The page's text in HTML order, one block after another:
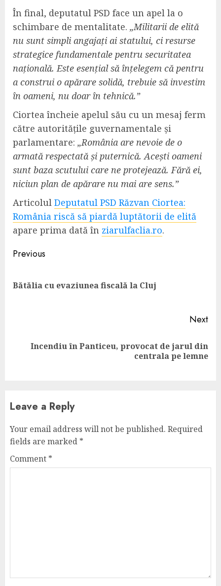
În final, deputatul PSD face un apel la o
schimbare de mentalitate. „Militarii de elită
nu sunt simpli angajați ai statului, ci resurse
strategice fundamentale pentru securitatea
națională. Este esențial să înțelegem că pentru
a construi o apărare solidă, trebuie să investim
în oameni, nu doar în tehnică.”
Ciortea încheie apelul său cu un mesaj ferm
către autoritățile guvernamentale și
parlamentare: „România are nevoie de o
armată respectată și puternică. Acești oameni
sunt baza scutului care ne protejează. Fără ei,
niciun plan de apărare nu mai are sens.”
Articolul Deputatul PSD Răzvan Ciortea:
România riscă să piardă luptătorii de elită
apare prima dată în ziarulfaclia.ro.
Continue
Previous
Bătălia cu evaziunea fiscală la Cluj
Next
NextIncendiu în Panticeu, provocat de jarul din
centrala pe lemne
Leave a Reply
Your email address will not be published. Required
fields are marked *
Comment *